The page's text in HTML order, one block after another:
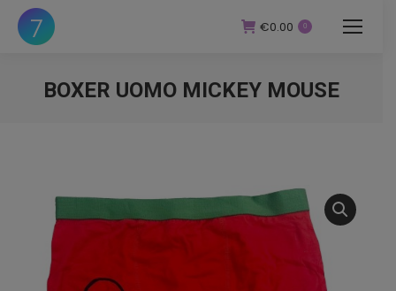
€0.00 0
BOXER UOMO MICKEY MOUSE